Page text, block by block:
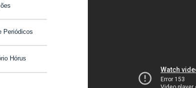
Periódicos
Hórus